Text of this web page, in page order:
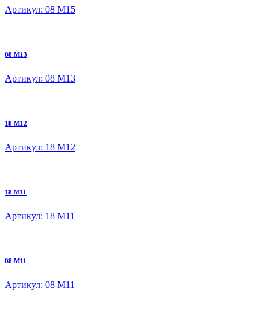
Артикул: 08 M15
08 M13
Артикул: 08 M13
18 M12
Артикул: 18 M12
18 M11
Артикул: 18 M11
08 M11
Артикул: 08 M11